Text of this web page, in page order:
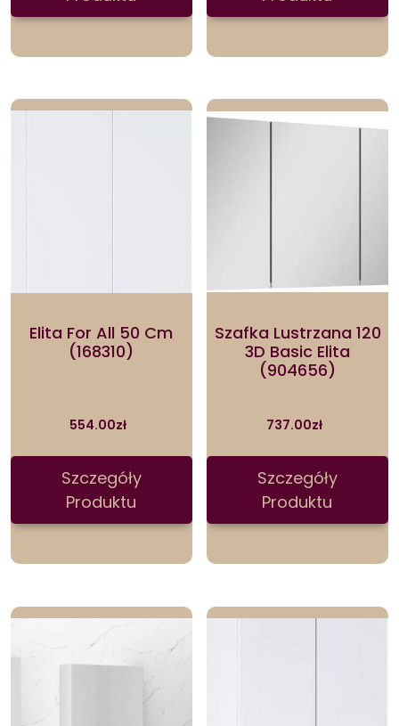
Elita For All 50 Cm
(168310)
554.00zł
Szczegóły
Produktu
Szafka Lustrzana 120
3D Basic Elita
(904656)
737.00zł
Szczegóły
Produktu